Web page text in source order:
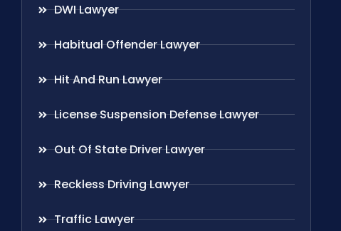
DWI Lawyer
Habitual Offender Lawyer
Hit And Run Lawyer
License Suspension Defense Lawyer
Out Of State Driver Lawyer
Reckless Driving Lawyer
Traffic Lawyer